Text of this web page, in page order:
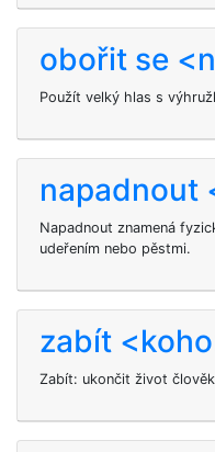
obořit se
Použít velký hlas s
napadnout
Napadnout znamená
udeřením nebo pěstmi.
zabít
Zabít: ukončit život